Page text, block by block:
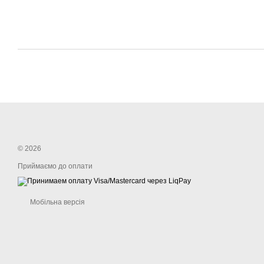
© 2026
Приймаємо до оплати
Мобільна версія